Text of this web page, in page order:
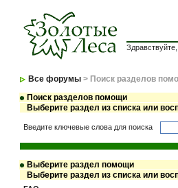
Все форумы > Поиск разделов
Поиск разделов помощи
Выберите раздел из списка или
Введите ключевые слова для поиска
Выберите раздел помощи
Выберите раздел из списка или